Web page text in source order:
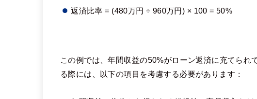
返済比率 = (480万円 ÷ 960万円) × 100 = 50%
この例では、年間収益の50%がローン返済に充てられ
る際には、以下の項目を考慮する必要があります：